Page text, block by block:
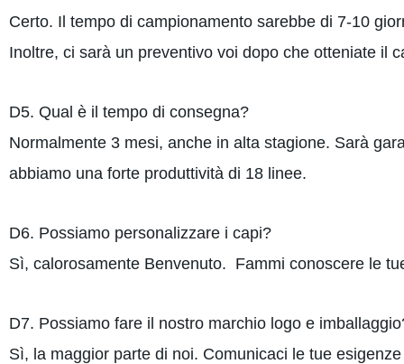
Certo. Il tempo di campionamento sarebbe di 7-10
Inoltre, ci sarà un preventivo voi dopo che otteniate il
D5. Qual è il tempo di consegna?
Normalmente 3 mesi, anche in alta stagione. Sarà
abbiamo una forte produttività di 18 linee.
D6. Possiamo personalizzare i capi?
Sì, calorosamente Benvenuto. Fammi conoscere le
D7. Possiamo fare il nostro marchio logo e
Sì, la maggior parte di noi. Comunicaci le tue